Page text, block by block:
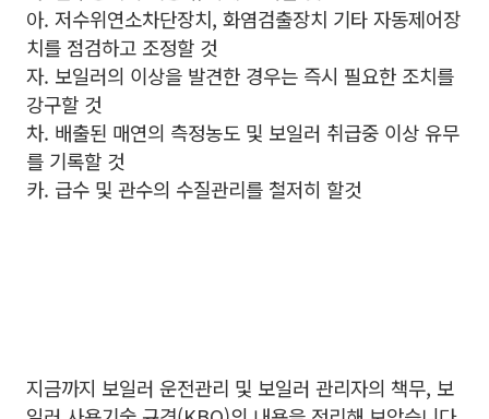
아. 저수위연소차단장치, 화염검출장치 기타 자동제어장
치를 점검하고 조정할 것
자. 보일러의 이상을 발견한 경우는 즉시 필요한 조치를
강구할 것
차. 배출된 매연의 측정농도 및 보일러 취급중 이상 유무
를 기록할 것
카. 급수 및 관수의 수질관리를 철저히 할것
지금까지 보일러 운전관리 및 보일러 관리자의 책무, 보